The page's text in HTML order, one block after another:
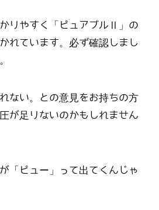
りやすく「ピュアブルⅡ」の
れています。必ず確認しまし
ない。との意見をお持ちの方
が足りないのかもしれません
「ピュー」って出てくんじゃ